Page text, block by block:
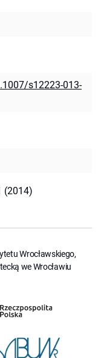
s12223-013-
(2014)
Wrocławskiego,
we Wrocławiu